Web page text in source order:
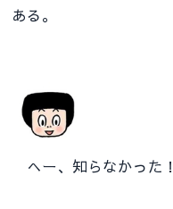
ある。
へー、知らなかった！